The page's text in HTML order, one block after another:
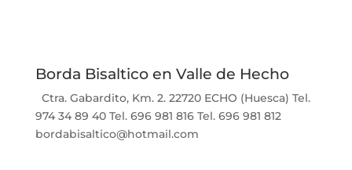
Borda Bisaltico en Valle de Hecho
Ctra. Gabardito, Km. 2. 22720 ECHO (Huesca) Tel.
974 34 89 40 Tel. 696 981 816 Tel. 696 981 812
bordabisaltico@hotmail.com